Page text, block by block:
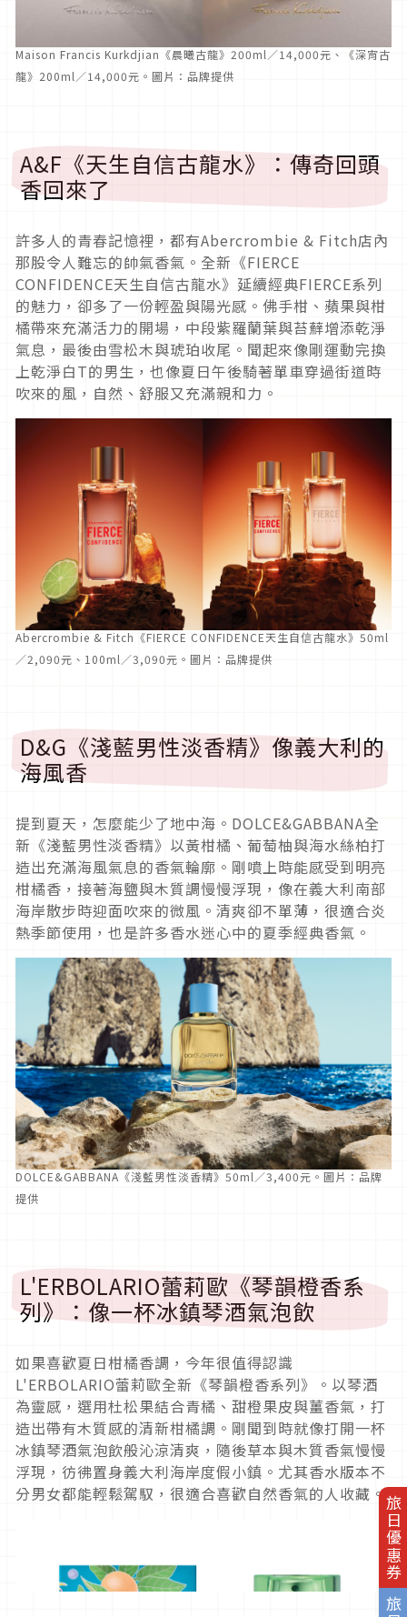
旅日優惠券
Maison Francis Kurkdjian《晨曦古龍》200ml／14,000元、《深宵古
龍》200ml／14,000元。圖片：品牌提供
A&F《天生自信古龍水》：傳奇回頭
香回來了
許多人的青春記憶裡，都有Abercrombie & Fitch店內
那股令人難忘的帥氣香氣。全新《FIERCE
CONFIDENCE天生自信古龍水》延續經典FIERCE系列
的魅力，卻多了一份輕盈與陽光感。佛手柑、蘋果與柑
橘帶來充滿活力的開場，中段紫羅蘭葉與苔蘚增添乾淨
氣息，最後由雪松木與琥珀收尾。聞起來像剛運動完換
上乾淨白T的男生，也像夏日午後騎著單車穿過街道時
吹來的風，自然、舒服又充滿親和力。
Abercrombie & Fitch《FIERCE CONFIDENCE天生自信古龍水》50ml
／2,090元、100ml／3,090元。圖片：品牌提供
D&G《淺藍男性淡香精》像義大利的
海風香
提到夏天，怎麼能少了地中海。DOLCE&GABBANA全
新《淺藍男性淡香精》以黃柑橘、葡萄柚與海水絲柏打
造出充滿海風氣息的香氣輪廓。剛噴上時能感受到明亮
柑橘香，接著海鹽與木質調慢慢浮現，像在義大利南部
海岸散步時迎面吹來的微風。清爽卻不單薄，很適合炎
熱季節使用，也是許多香水迷心中的夏季經典香氣。
DOLCE&GABBANA《淺藍男性淡香精》50ml／3,400元。圖片：品牌
提供
L'ERBOLARIO蕾莉歐《琴韻橙香系
列》：像一杯冰鎮琴酒氣泡飲
如果喜歡夏日柑橘香調，今年很值得認識
L'ERBOLARIO蕾莉歐全新《琴韻橙香系列》。以琴酒
為靈感，選用杜松果結合青橘、甜橙果皮與薑香氣，打
造出帶有木質感的清新柑橘調。剛聞到時就像打開一杯
冰鎮琴酒氣泡飲般沁涼清爽，隨後草本與木質香氣慢慢
浮現，彷彿置身義大利海岸度假小鎮。尤其香水版本不
分男女都能輕鬆駕馭，很適合喜歡自然香氣的人收藏。